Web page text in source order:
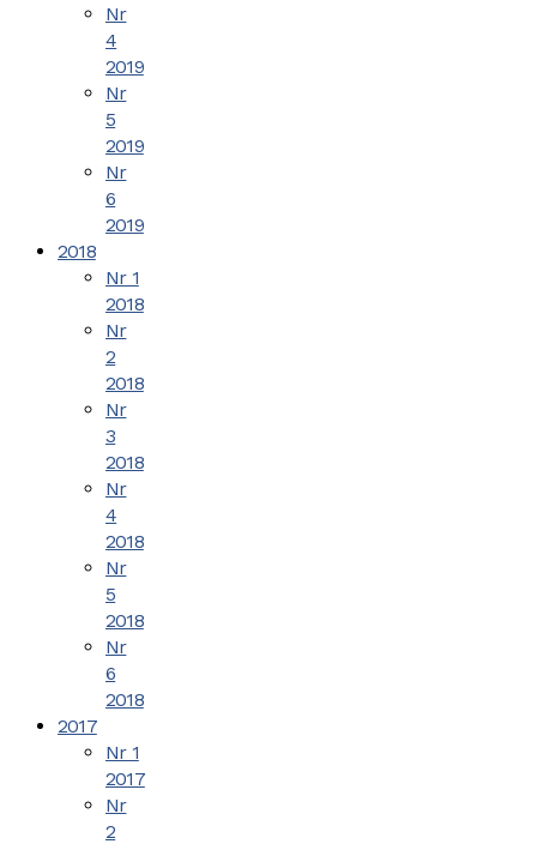
Nr
4
2019
Nr
5
2019
Nr
6
2019
2018
Nr 1
2018
Nr
2
2018
Nr
3
2018
Nr
4
2018
Nr
5
2018
Nr
6
2018
2017
Nr 1
2017
Nr
2